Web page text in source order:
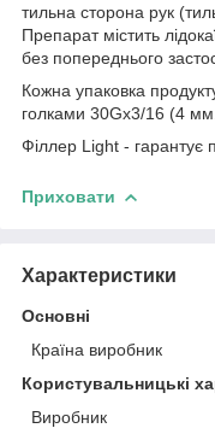
тильна сторона рук
Препарат містить
без попереднього
Кожна упаковка
голками 30Gx3/16 (4
Філлер Light - гарантує
Приховати
Характеристики
Основні
Країна виробник
Користувальницькі
Виробник